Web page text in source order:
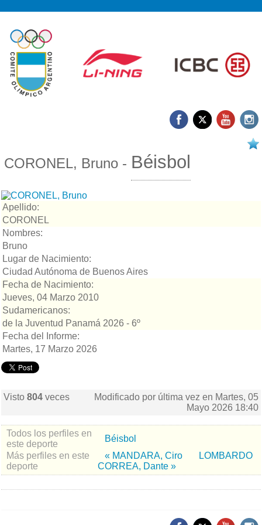
CORONEL, Bruno - Béisbol
Apellido:
CORONEL
Nombres:
Bruno
Lugar de Nacimiento:
Ciudad Autónoma de Buenos Aires
Fecha de Nacimiento:
Jueves, 04 Marzo 2010
Sudamericanos:
de la Juventud Panamá 2026 - 6º
Fecha del Informe:
Martes, 17 Marzo 2026
Visto 804 veces
Modificado por última vez en Martes, 05
Mayo 2026 18:40
Todos los perfiles en
este deporte
Béisbol
Más perfiles en este
deporte
« MANDARA, Ciro
LOMBARDO
CORREA, Dante »